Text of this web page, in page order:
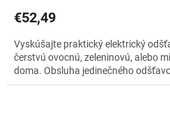
€52,49
Vyskúšajte praktický elektrický
čerstvú ovocnú, zeleninovú, alebo
doma. Obsluha jedinečného